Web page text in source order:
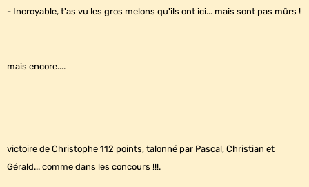
- Incroyable, t'as vu les gros melons qu'ils ont ici... mais sont pas mûrs !
mais encore....
victoire de Christophe 112 points, talonné par Pascal, Christian et
Gérald... comme dans les concours !!!.